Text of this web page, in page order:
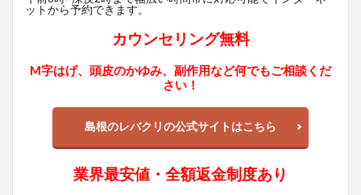
ットから予約できます。
カウンセリング無料
M字はげ、頭皮のかゆみ、副作用など何でもご相談くだ
さい！
島根のレバクリの公式サイトはこちら
業界最安値・全額返金制度あり